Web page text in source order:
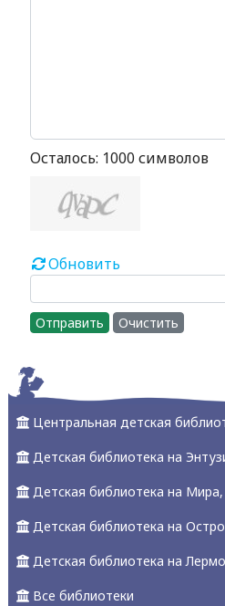
Осталось: 1000 символов
Обновить
Отправить Очистить
Центральная детская
Детская библиотека на
Детская библиотека на Мира,
Детская библиотека на
Детская библиотека на
Все библиотеки